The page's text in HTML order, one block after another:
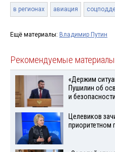
в регионах авиация
Ещё материалы: Владимир Путин
Рекомендуемые материалы
«Держим
Пушилин об
и
Целевиков
приоритетном